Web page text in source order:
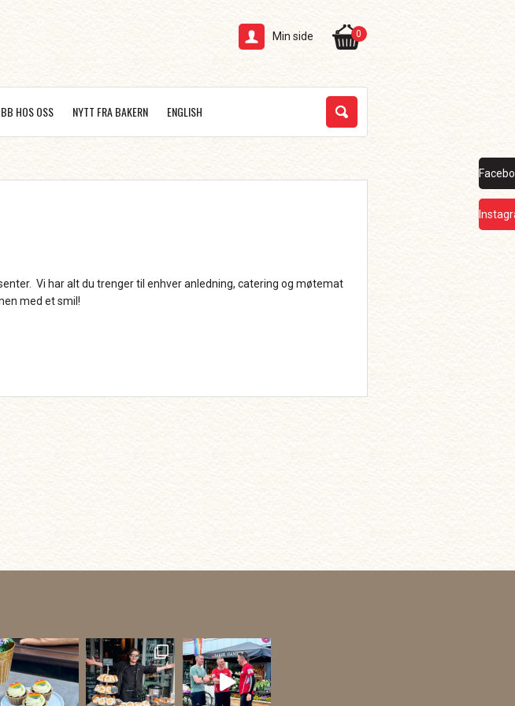
Min side 0
HOS OSS NYTT FRA BAKERN ENGLISH
Vi har alt du trenger til enhver anledning, catering og møtemat
med et smil!